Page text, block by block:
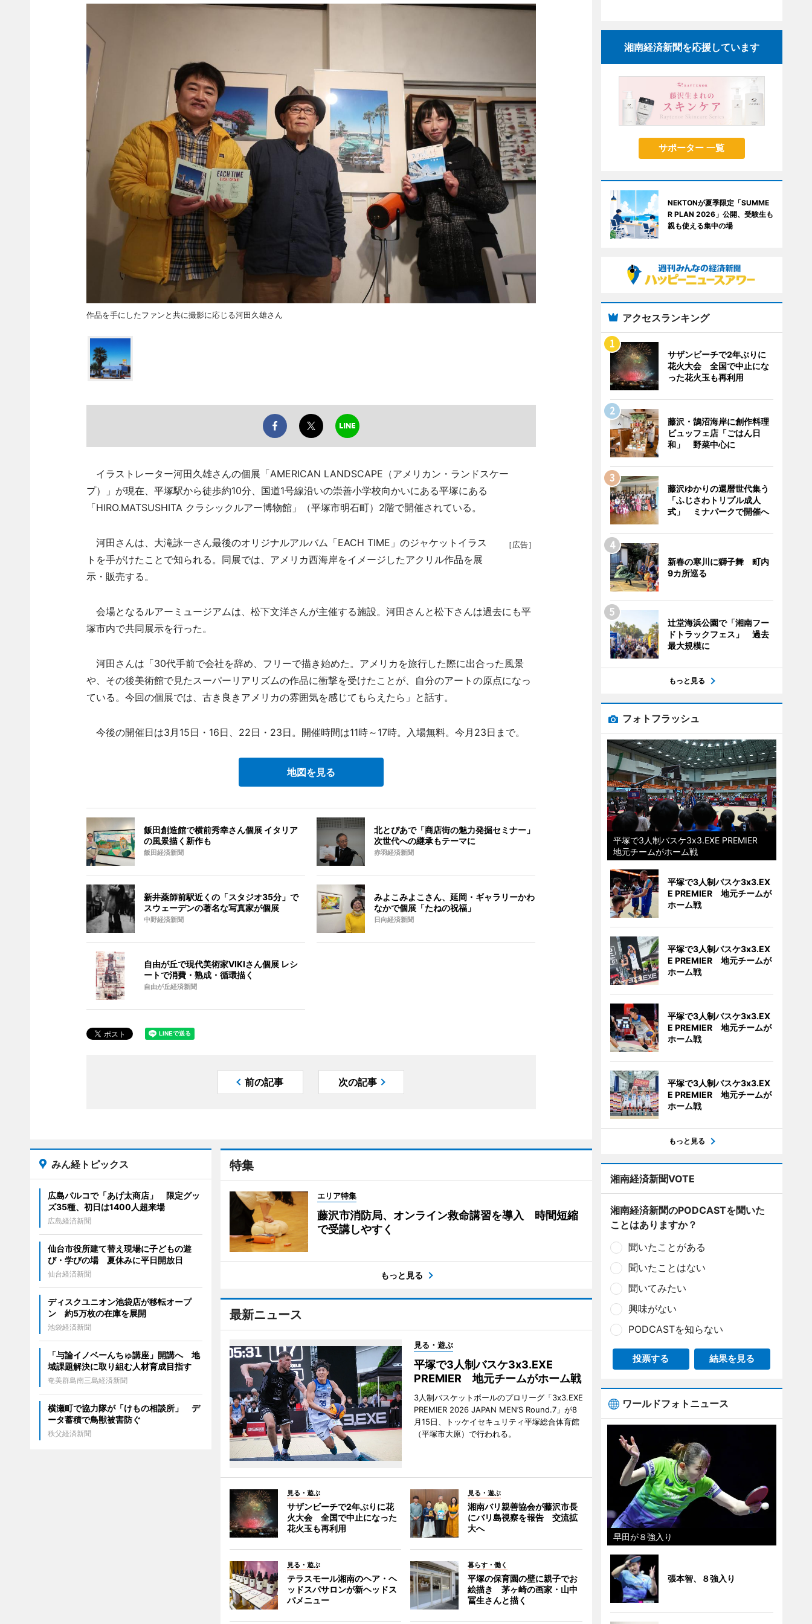
作品を手にしたファンと共に撮影に応じる河田久雄さん
イラストレーター河田久雄さんの個展「AMERICAN LANDSCAPE（アメリカン・ランドスケー
プ）」が現在、平塚駅から徒歩約10分、国道1号線沿いの崇善小学校向かいにある平塚にある
「HIRO.MATSUSHITA クラシックルアー博物館」（平塚市明石町）2階で開催されている。
［広告］
河田さんは、大滝詠一さん最後のオリジナルアルバム「EACH TIME」のジャケットイラス
トを手がけたことで知られる。同展では、アメリカ西海岸をイメージしたアクリル作品を展
示・販売する。
会場となるルアーミュージアムは、松下文洋さんが主催する施設。河田さんと松下さんは過去にも平
塚市内で共同展示を行った。
河田さんは「30代手前で会社を辞め、フリーで描き始めた。アメリカを旅行した際に出合った風景
や、その後美術館で見たスーパーリアリズムの作品に衝撃を受けたことが、自分のアートの原点になっ
ている。今回の個展では、古き良きアメリカの雰囲気を感じてもらえたら」と話す。
今後の開催日は3月15日・16日、22日・23日。開催時間は11時～17時。入場無料。今月23日まで。
地図を見る
飯田創造館で横前秀幸さん個展 イタリア
の風景描く新作も
飯田経済新聞
北とぴあで「商店街の魅力発掘セミナー」
次世代への継承もテーマに
赤羽経済新聞
新井薬師前駅近くの「スタジオ35分」で
スウェーデンの著名な写真家が個展
中野経済新聞
みよこみよこさん、延岡・ギャラリーかわ
なかで個展「たねの祝福」
日向経済新聞
自由が丘で現代美術家VIKIさん個展 レシ
ートで消費・熟成・循環描く
自由が丘経済新聞
前の記事 次の記事
特集
エリア特集
藤沢市消防局、オンライン救命講習を導入 時間短縮
で受講しやすく
もっと見る
最新ニュース
見る・遊ぶ
平塚で3人制バスケ3x3.EXE
PREMIER 地元チームがホーム戦
3人制バスケットボールのプロリーグ「3x3.EXE
PREMIER 2026 JAPAN MEN’S Round.7」が8
月15日、トッケイセキュリティ平塚総合体育館
（平塚市大原）で行われる。
見る・遊ぶ
サザンビーチで2年ぶりに花
火大会 全国で中止になった
花火玉も再利用
見る・遊ぶ
湘南バリ親善協会が藤沢市長
にバリ島視察を報告 交流拡
大へ
見る・遊ぶ
テラスモール湘南のヘア・ヘ
ッドスパサロンが新ヘッドス
パメニュー
暮らす・働く
平塚の保育園の壁に親子でお
絵描き 茅ヶ崎の画家・山中
冨生さんと描く
みん経トピックス
広島パルコで「あげ太商店」 限定グッ
ズ35種、初日は1400人超来場
広島経済新聞
仙台市役所建て替え現場に子どもの遊
び・学びの場 夏休みに平日開放日
仙台経済新聞
ディスクユニオン池袋店が移転オープ
ン 約5万枚の在庫を展開
池袋経済新聞
「与論イノベーんちゅ講座」開講へ 地
域課題解決に取り組む人材育成目指す
奄美群島南三島経済新聞
横瀬町で協力隊が「けもの相談所」 デ
ータ蓄積で鳥獣被害防ぐ
秩父経済新聞
湘南経済新聞を応援しています
サポーター 一覧
NEKTONが夏季限定「SUMME
R PLAN 2026」公開、受験生も
親も使える集中の場
アクセスランキング
サザンビーチで2年ぶりに
花火大会 全国で中止にな
った花火玉も再利用
藤沢・鵠沼海岸に創作料理
ビュッフェ店「ごはん日
和」 野菜中心に
藤沢ゆかりの還暦世代集う
「ふじさわトリプル成人
式」 ミナパークで開催へ
新春の寒川に獅子舞 町内
9カ所巡る
辻堂海浜公園で「湘南フー
ドトラックフェス」 過去
最大規模に
もっと見る
フォトフラッシュ
平塚で3人制バスケ3x3.EXE PREMIER
地元チームがホーム戦
平塚で3人制バスケ3x3.EX
E PREMIER 地元チームが
ホーム戦
平塚で3人制バスケ3x3.EX
E PREMIER 地元チームが
ホーム戦
平塚で3人制バスケ3x3.EX
E PREMIER 地元チームが
ホーム戦
平塚で3人制バスケ3x3.EX
E PREMIER 地元チームが
ホーム戦
もっと見る
湘南経済新聞VOTE
湘南経済新聞のPODCASTを聞いた
ことはありますか？
聞いたことがある
聞いたことはない
聞いてみたい
興味がない
PODCASTを知らない
投票する 結果を見る
ワールドフォトニュース
早田が８強入り
張本智、８強入り